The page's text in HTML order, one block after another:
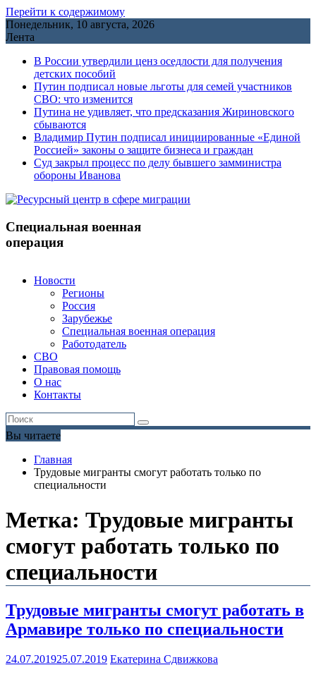
Перейти к содержимому
Понедельник, 10 августа, 2026
Лента
В России утвердили ценз оседлости для получения
детских пособий
Путин подписал новые льготы для семей участников
СВО: что изменится
Путина не удивляет, что предсказания Жириновского
сбываются
Владимир Путин подписал инициированные «Единой
Россией» законы о защите бизнеса и граждан
Cуд закрыл процесс по делу бывшего замминистра
обороны Иванова
Специальная военная
операция
Новости
Регионы
Россия
Зарубежье
Специальная военная операция
Работодатель
СВО
Правовая помощь
О нас
Контакты
Вы читаете
Главная
Трудовые мигранты смогут работать только по
специальности
Метка: Трудовые мигранты
смогут работать только по
специальности
Трудовые мигранты смогут работать в
Армавире только по специальности
24.07.201925.07.2019 Екатерина Сдвижкова